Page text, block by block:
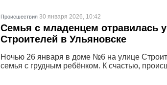
Проиcшествия 30 января 2026, 10:42
Семья с младенцем отравилась
Строителей в Ульяновске
Ночью 26 января в доме №6 на улице
семья с грудным ребёнком. К счастью,